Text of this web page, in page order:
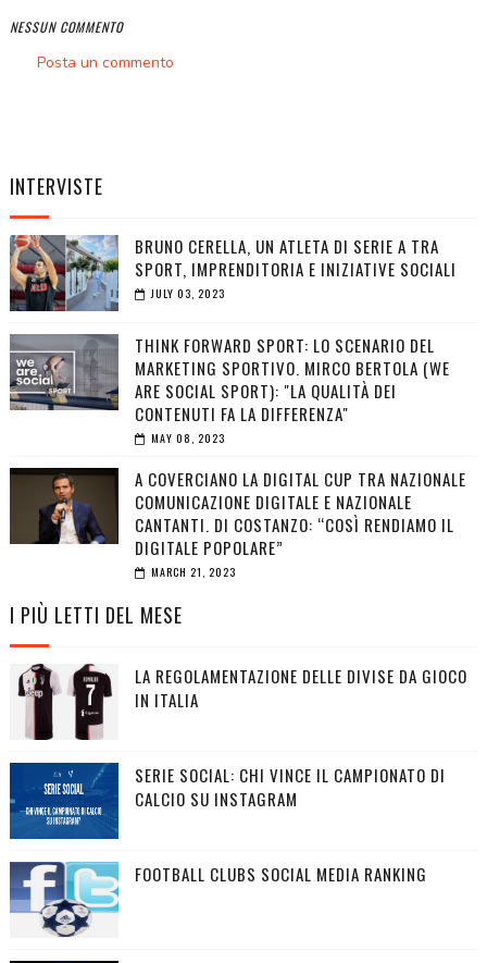
NESSUN COMMENTO
Posta un commento
INTERVISTE
BRUNO CERELLA, UN ATLETA DI SERIE A TRA
SPORT, IMPRENDITORIA E INIZIATIVE SOCIALI
JULY 03, 2023
THINK FORWARD SPORT: LO SCENARIO DEL
MARKETING SPORTIVO. MIRCO BERTOLA (WE
ARE SOCIAL SPORT): "LA QUALITÀ DEI
CONTENUTI FA LA DIFFERENZA"
MAY 08, 2023
A COVERCIANO LA DIGITAL CUP TRA NAZIONALE
COMUNICAZIONE DIGITALE E NAZIONALE
CANTANTI. DI COSTANZO: “COSÌ RENDIAMO IL
DIGITALE POPOLARE”
MARCH 21, 2023
I PIÙ LETTI DEL MESE
LA REGOLAMENTAZIONE DELLE DIVISE DA GIOCO
IN ITALIA
SERIE SOCIAL: CHI VINCE IL CAMPIONATO DI
CALCIO SU INSTAGRAM
FOOTBALL CLUBS SOCIAL MEDIA RANKING